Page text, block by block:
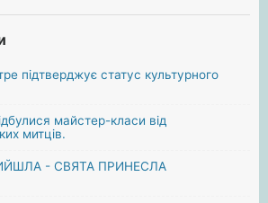
підтверджує статус культурного
майстер-класи від
митців.
- СВЯТА ПРИНЕСЛА